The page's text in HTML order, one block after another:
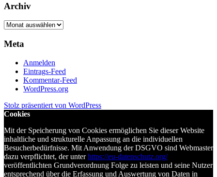
Archiv
Archiv
Meta
Anmelden
Eintrags-Feed
Kommentar-Feed
WordPress.org
Stolz präsentiert von WordPress
Cookies
Mit der Speicherung von Cookies ermöglichen Sie dieser Website
inhaltliche und strukturelle Anpassung an die individuellen
Besucherbedürfnisse. Mit Anwendung der DSGVO sind Webmaster
dazu verpflichtet, der unterhttps://eu-datenschutz.org/
veröffentlichten Grundverordnung Folge zu leisten und seine Nutzer
entsprechend über die Erfassung und Auswertung von Daten in